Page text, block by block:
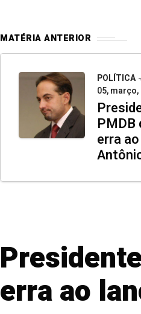
MATÉRIA ANTERIOR
POLÍTICA
05, março,
PMDB
erra
erra ao